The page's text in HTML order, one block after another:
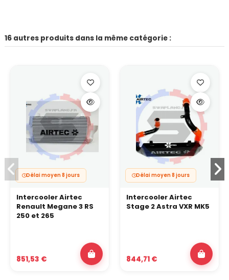
16 autres produits dans la même catégorie :
Délai moyen 8 jours
Intercooler Airtec
Renault Megane 3 RS
250 et 265
851,53 €
Délai moyen 8 jours
Intercooler Airtec
Stage 2 Astra VXR MK5
844,71 €